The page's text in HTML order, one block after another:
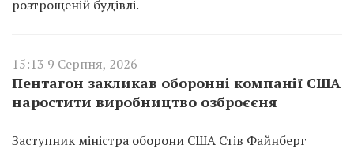
розтрощеній будівлі.
15:13 9 Серпня, 2026
Пентагон закликав оборонні компанії США
наростити виробництво озброєєня
Заступник міністра оборони США Стів Файнберг